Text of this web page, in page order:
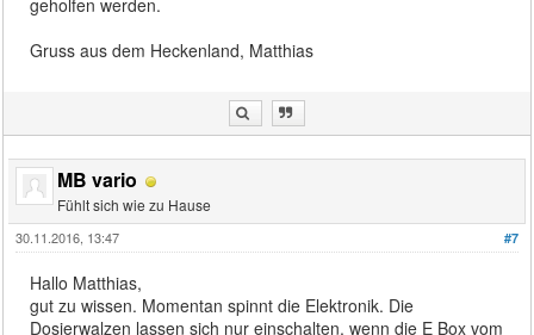
geholfen werden.
Gruss aus dem Heckenland, Matthias
MB vario
Fühlt sich wie zu Hause
#7
30.11.2016, 13:47
Hallo Matthias,
gut zu wissen. Momentan spinnt die Elektronik. Die
Dosierwalzen lassen sich nur einschalten, wenn die E Box vom